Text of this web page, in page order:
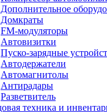
Дополнительное
Домкраты
FM-модуляторы
Автовизитки
Пуско-зарядные
Автодержатели
Автомагнитолы
Антирадары
Разветвитель